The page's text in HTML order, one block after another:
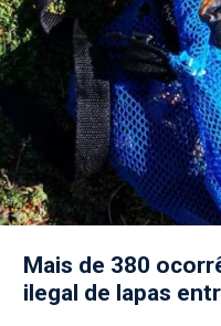
Mais de 380
ilegal de lapas